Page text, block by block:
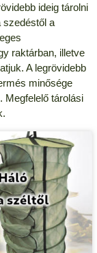
ideig tárolni
szedéstől a
raktárban, illetve
A legrövidebb
minősége
Megfelelő tárolási